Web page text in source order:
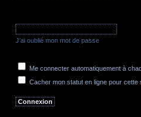
J’ai oublié mon mot de passe
Me connecter automatiquement à
Cacher mon statut en ligne pour cette